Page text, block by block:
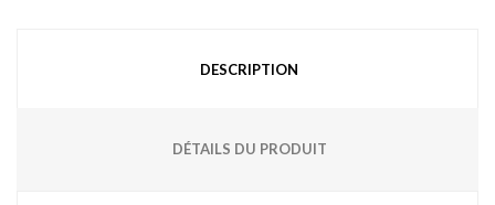
DESCRIPTION
DÉTAILS DU PRODUIT